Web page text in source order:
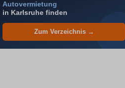
Autovermietung
in Karlsruhe finden
Zum Verzeichnis →